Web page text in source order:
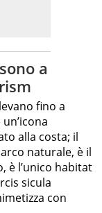
a
fino a
alla costa; il
naturale, è il
è l’unico habitat
sicula
con